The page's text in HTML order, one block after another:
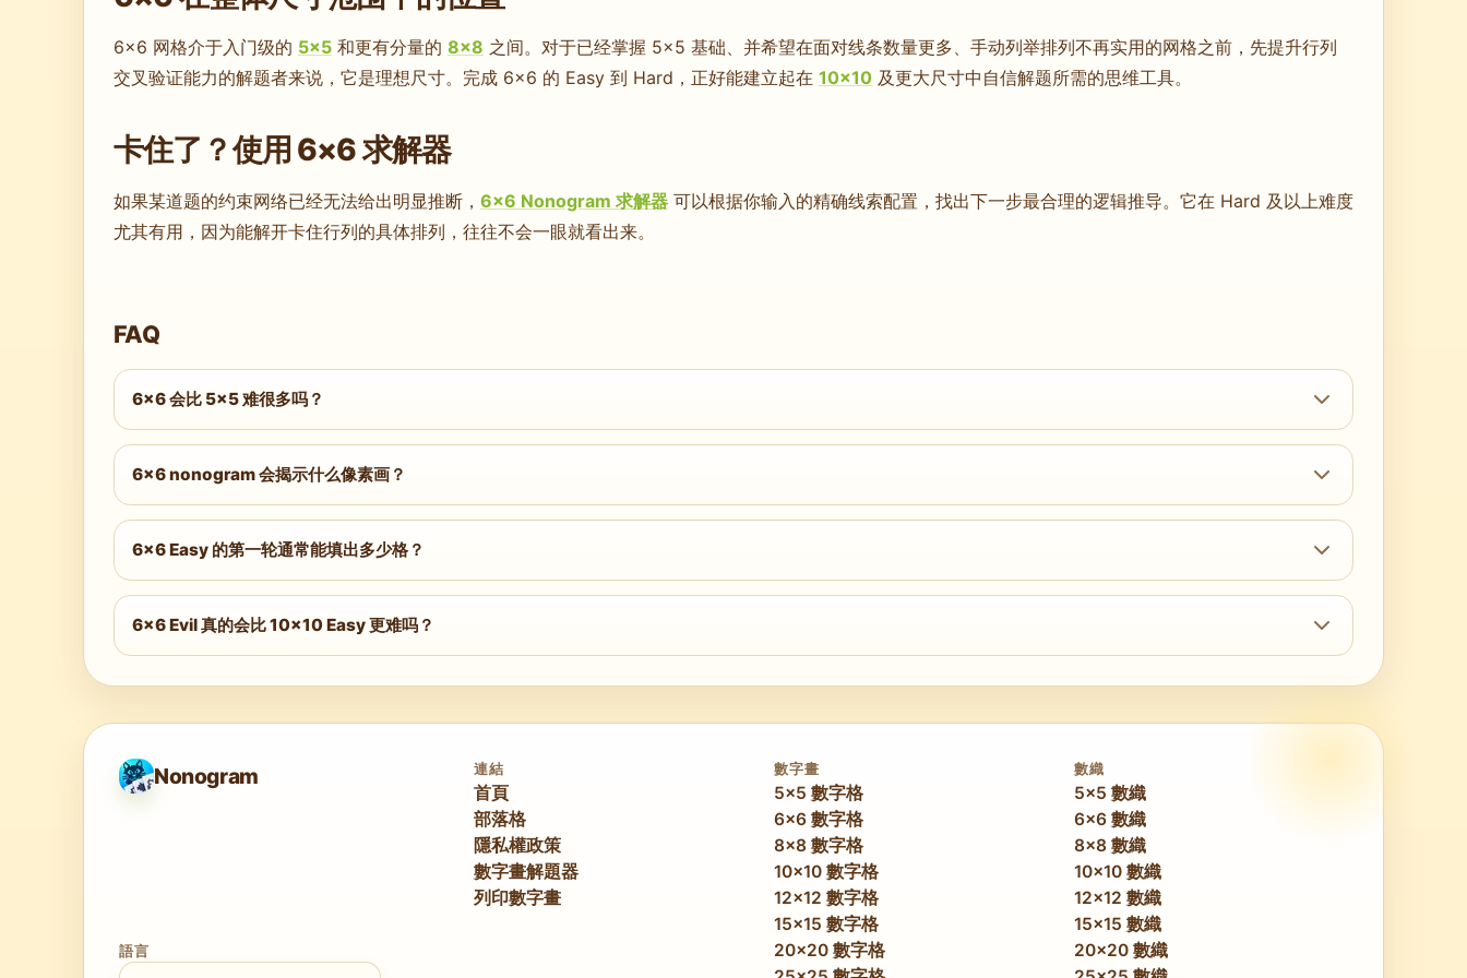
6×6 网格介于入门级的 5×5和更有分量的 8×8 之间。对于已经掌握 5×5 基础、并希望在面对线条数量更多、手动列举排列不再实用的网格之前，先提升行列
交叉验证能力的解题者来说，它是理想尺寸。完成 6×6 的 Easy 到 Hard，正好能建立起在 10×10及更大尺寸中自信解题所需的思维工具。
卡住了？使用 6×6 求解器
如果某道题的约束网络已经无法给出明显推断， 6×6 Nonogram 求解器可以根据你输入的精确线索配置，找出下一步最合理的逻辑推导。它在 Hard 及以上难度
尤其有用，因为能解开卡住行列的具体排列，往往不会一眼就看出来。
FAQ
6×6 会比 5×5 难很多吗？
在相同难度等级下，6×6 会稍微更难一些。多出的一行一列带来了更多行列依赖，而 6 格线的计算也引入了新的重叠模式。对于已经尝试过几道 5×5 谜题
的新手来说，Easy 级别的 6×6 仍然很容易上手。
6×6 nonogram 会揭示什么像素画？
在 36 格的分辨率下，图像会比 5×5 更细致——你会看到可辨认的图标、简单动物、基础物体和风格化角色。像素画的设计本身就很有辨识度，因此揭晓时
会立刻带来满足感。
6×6 Easy 的第一轮通常能填出多少格？
在 Easy 难度下，系统地扫描全部 12 条线，通常可以先解出 36 个格子中的 20 到 28 个。剩余的格子一般会在第二轮交叉验证中完成。Easy 6×6 谜题很
少需要超过两轮完整扫描就能结束。
6×6 Evil 真的会比 10×10 Easy 更难吗？
Nonogram
語言
選擇語言
連結
首頁
部落格
隱私權政策
數字畫解題器
列印數字畫
數字畫
5x5 數字格
6x6 數字格
8x8 數字格
10x10 數字格
12x12 數字格
15x15 數字格
20x20 數字格
數織
5x5 數織
6x6 數織
8x8 數織
10x10 數織
12x12 數織
15x15 數織
20x20 數織